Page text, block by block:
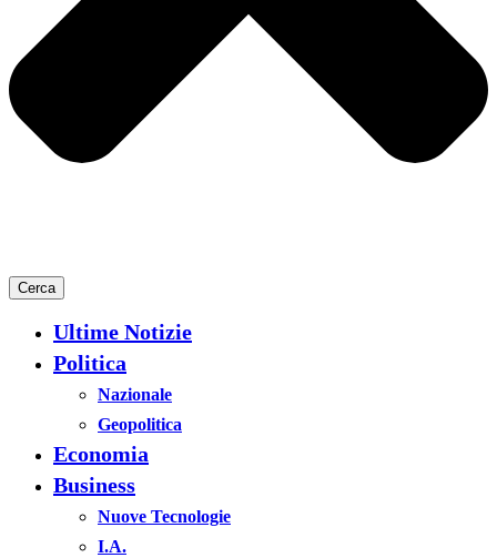
Cerca
Ultime Notizie
Politica
Nazionale
Geopolitica
Economia
Business
Nuove Tecnologie
I.A.